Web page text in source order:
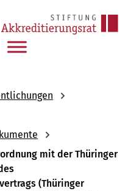
mit der Thüringer
(Thüringer